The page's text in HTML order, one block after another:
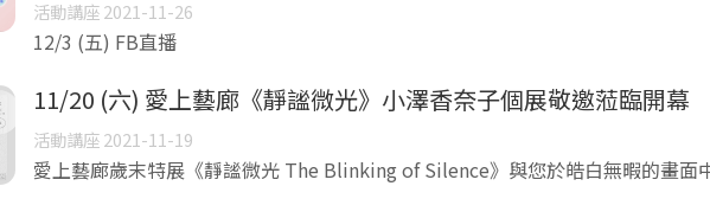
活動講座 2021-11-26
12/3 (五) FB直播
11/20 (六) 愛上藝廊《靜謐微光》小澤香奈子個展敬邀蒞臨開幕
活動講座 2021-11-19
愛上藝廊歲末特展《靜謐微光 The Blinking of Silence》與您於皓白無暇的畫面